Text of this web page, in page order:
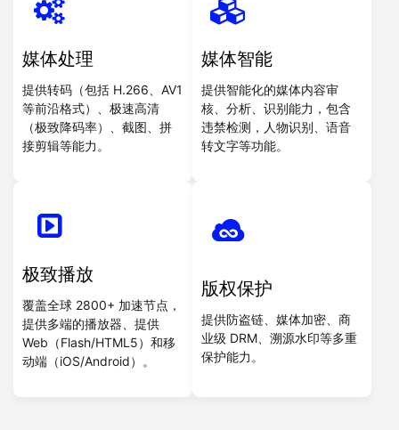
媒体处理
提供转码（包括 H.266、AV1
等前沿格式）、极速高清
（极致降码率）、截图、拼
接剪辑等能力。
媒体智能
提供智能化的媒体内容审
核、分析、识别能力，包含
违禁检测，人物识别、语音
转文字等功能。
极致播放
覆盖全球 2800+ 加速节点，
提供多端的播放器、提供
Web（Flash/HTML5）和移
动端（iOS/Android）。
版权保护
提供防盗链、媒体加密、商
业级 DRM、溯源水印等多重
保护能力。